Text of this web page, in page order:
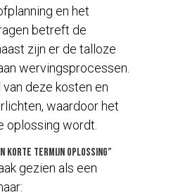
en het
betreft de
zijn er de talloze
wervingsprocessen.
deze kosten en
waardoor het
oplossing wordt.
korte termijn oplossing”
gezien als een